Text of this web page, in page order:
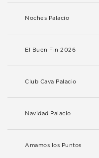
Noches Palacio
El Buen Fin 2026
Club Cava Palacio
Navidad Palacio
Amamos los Puntos